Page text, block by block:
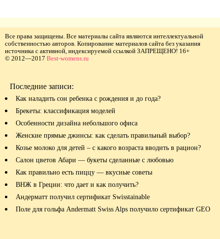
Все права защищены. Все материалы сайта являются интеллектуальной
собственностью авторов. Копирование материалов сайта без указания
источника с активной, индексируемой ссылкой ЗАПРЕЩЕНО! 16+
© 2012—2017 Best-womens.ru
Последние записи:
Как наладить сон ребенка с рождения и до года?
Брекеты: классификация моделей
Особенности дизайна небольшого офиса
Женские прямые джинсы: как сделать правильный выбор?
Козье молоко для детей – с какого возраста вводить в рацион?
Салон цветов Абари — букеты сделанные с любовью
Как правильно есть пиццу — вкусные советы
ВНЖ в Греции: что дает и как получить?
Андерматт получил сертификат Swisstainable
Поле для гольфа Andermatt Swiss Alps получило сертификат GEO